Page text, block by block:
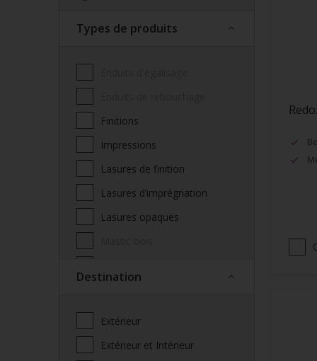
Types de produits
Finitions
Impressions
Lasures de finition
Lasures d’imprégnation
Lasures opaques
façade
Spécialités
Vernis
Destination
Extérieur
Extérieur et Intérieur